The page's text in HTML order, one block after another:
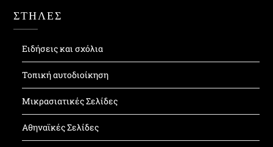
ΣΤΗΛΕΣ
Ειδήσεις και σχόλια
Τοπική αυτοδιοίκηση
Μικρασιατικές Σελίδες
Αθηναϊκές Σελίδες